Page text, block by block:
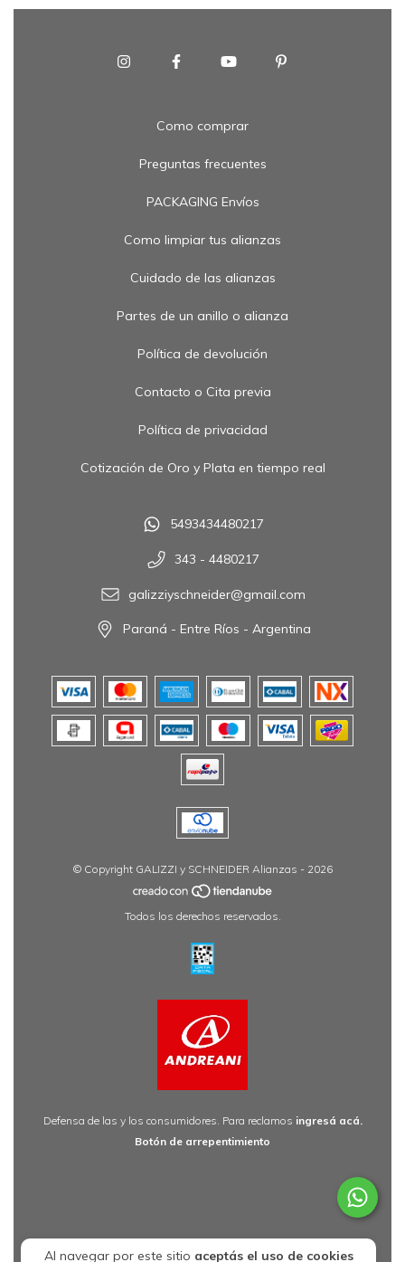
Al navegar por este sitio aceptás el uso de cookies
Como comprar
Preguntas frecuentes
PACKAGING Envíos
Como limpiar tus alianzas
Cuidado de las alianzas
Partes de un anillo o alianza
Política de devolución
Contacto o Cita previa
Política de privacidad
Cotización de Oro y Plata en tiempo real
5493434480217
343 - 4480217
galizziyschneider@gmail.com
Paraná - Entre Ríos - Argentina
© Copyright GALIZZI y SCHNEIDER Alianzas - 2026
Todos los derechos reservados.
Defensa de las y los consumidores. Para reclamos ingresá acá.
Botón de arrepentimiento